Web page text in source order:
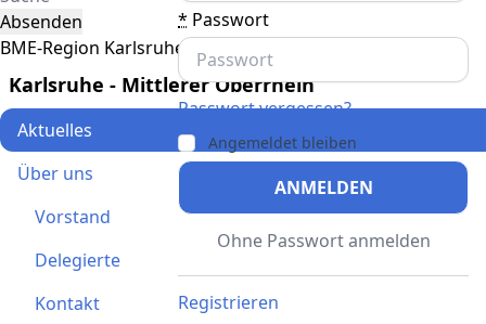
* Passwort
Passwort vergessen?
Angemeldet bleiben
ANMELDEN
Ohne Passwort anmelden
Registrieren
Absenden
BME-Region Karlsruhe - Mittlerer Oberrhein
Karlsruhe - Mittlerer Oberrhein
Aktuelles
Über uns
Vorstand
Delegierte
Kontakt